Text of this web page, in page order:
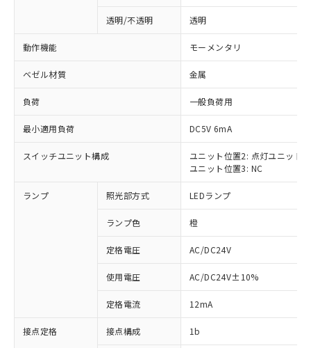
透明/不透明 透明
動作機能 モーメンタリ
ベゼル材質 金属
負荷 一般負荷用
最小適用負荷 DC5V 6mA
スイッチユニット構成
ユニット位置2: 点灯ユニット
ユニット位置3: NC
ランプ 照光部方式 LEDランプ
ランプ色 橙
定格電圧 AC/DC24V
使用電圧 AC/DC24V±10%
定格電流 12mA
接点定格 接点構成 1b
※1 対応状況
対応済み：EU RoHS指令（10物質）の
非含有に対応した製品が提供可能な商品で